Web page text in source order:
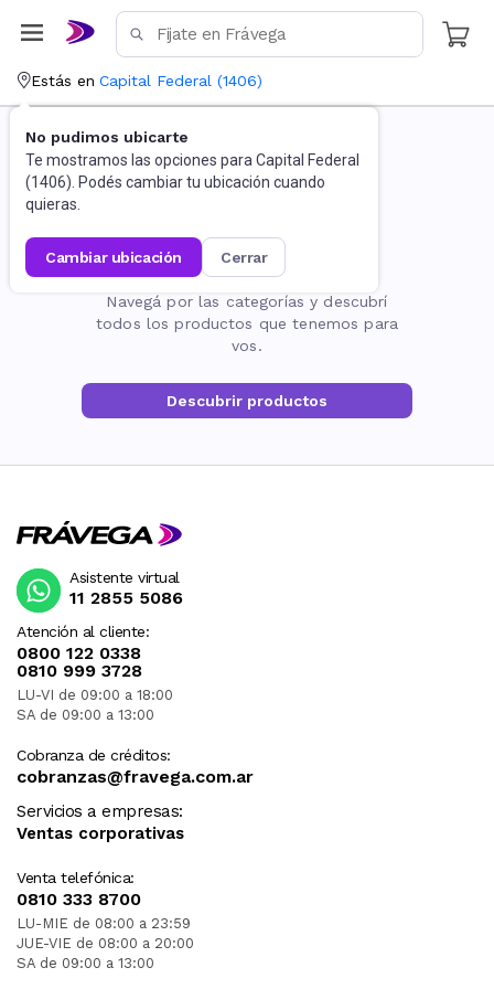
Estás en Capital Federal (1406)
No pudimos ubicarte
Te mostramos las opciones para Capital Federal
(1406). Podés cambiar tu ubicación cuando
quieras.
cambiar ubicación cerrar
La página no existe
Navegá por las categorías y descubrí
todos los productos que tenemos para
vos.
Descubrir productos
Atención al cliente:
0800 122 0338
0810 999 3728
LU-VI de 09:00 a 18:00
SA de 09:00 a 13:00
Cobranza de créditos:
cobranzas@fravega.com.ar
Servicios a empresas:
Ventas corporativas
Venta telefónica:
0810 333 8700
LU-MIE de 08:00 a 23:59
JUE-VIE de 08:00 a 20:00
SA de 09:00 a 13:00
Asistente virtual
11 2855 5086